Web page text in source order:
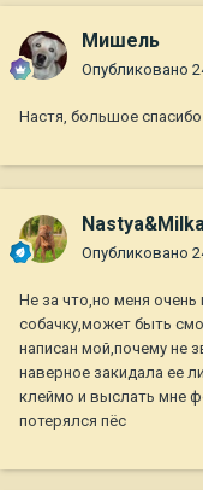
Мишель
Опубликовано
Настя, большое
Опубликовано
Не за что,но меня
собачку,может быть
написан мой,почему не
наверное закидала ее
клеймо и выслать мне
потерялся пёс